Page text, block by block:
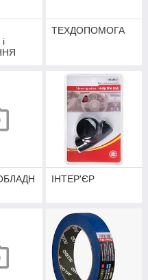
ТЕХДОПОМОГА
ІНТЕР'ЄР